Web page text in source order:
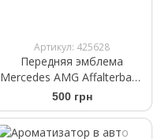
Артикул: 425628
Передняя эмблема
Mercedes AMG Affalterbach
черная на капот 57 мм
500 грн